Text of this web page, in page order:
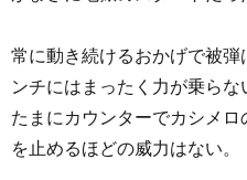
常に動き続けるおかげで被
ンチにはまったく力が乗らな
たまにカウンターでカシメ
を止めるほどの威力はない。